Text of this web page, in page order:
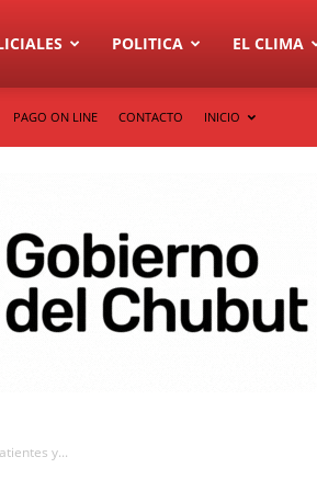
POLITICA EL CLIMA
PAGO ON LINE CONTACTO INICIO
y...